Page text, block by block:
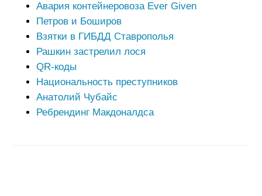
Авария контейнеровоза Ever Given
Петров и Боширов
Взятки в ГИБДД Ставрополья
Рашкин застрелил лося
QR-коды
Национальность преступников
Анатолий Чубайс
Ребрендинг Макдоналдса